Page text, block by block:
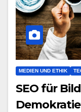
MEDIEN UND ETHIK
SEO für